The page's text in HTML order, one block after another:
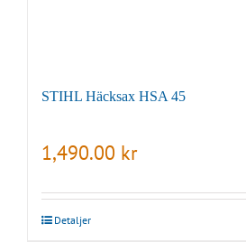
STIHL Häcksax HSA 45
1,490.00 kr
Detaljer